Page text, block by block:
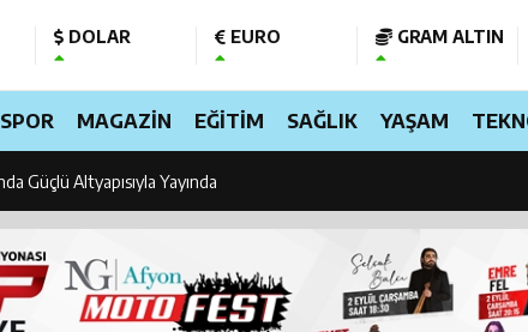
DOLAR EURO GRAM ALTIN
SPOR MAGAZİN EĞİTİM SAĞLIK YAŞAM
yangın
İçin Dev Yatırım: Modern Bakım ve Rehabilitasyon Merkezi Açıldı
Güçlü Altyapısıyla Yayında
uyarı! Ehliyetinize hemen bakın, iptal olabilir